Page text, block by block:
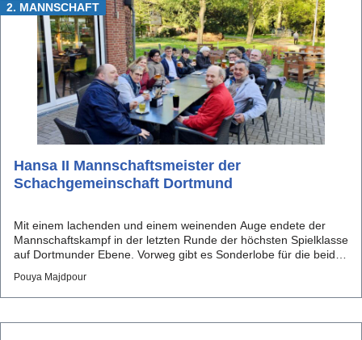
2. MANNSCHAFT
Hansa II Mannschaftsmeister der
Schachgemeinschaft Dortmund
Mit einem lachenden und einem weinenden Auge endete der
Mannschaftskampf in der letzten Runde der höchsten Spielklasse
auf Dortmunder Ebene. Vorweg gibt es Sonderlobe für die beiden
vom Nachbarclub FS98. Denn kurz vor halb eins standen ...
Pouya Majdpour